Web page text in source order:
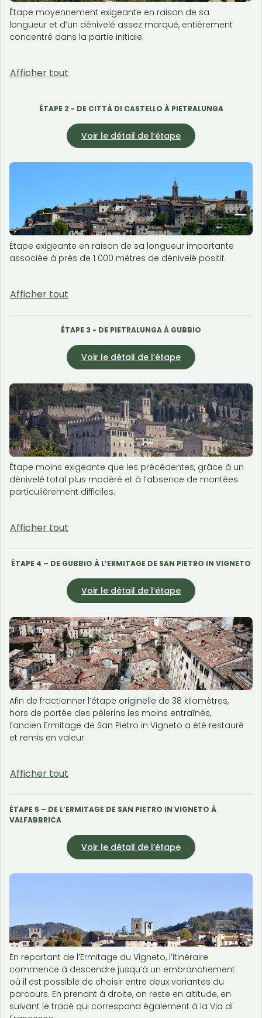
Étape moyennement exigeante en raison de sa
longueur et d’un dénivelé assez marqué, entièrement
concentré dans la partie initiale.
Afficher tout
ÉTAPE 2 - DE CITTÀ DI CASTELLO À PIETRALUNGA
Voir le détail de l’étape
​​​​​​​Étape exigeante en raison de sa longueur importante
associée à près de 1 000 mètres de dénivelé positif.
Afficher tout
ÉTAPE 3 - DE PIETRALUNGA À GUBBIO
Voir le détail de l’étape
Étape moins exigeante que les précédentes, grâce à un
dénivelé total plus modéré et à l’absence de montées
particulièrement difficiles.
Afficher tout
ÉTAPE 4 – DE GUBBIO À L’ERMITAGE DE SAN PIETRO IN VIGNETO
Voir le détail de l’étape
Afin de fractionner l’étape originelle de 38 kilomètres,
hors de portée des pèlerins les moins entraînés,
l’ancien Ermitage de San Pietro in Vigneto a été restauré
et remis en valeur.
Afficher tout
ÉTAPE 5 – DE L’ERMITAGE DE SAN PIETRO IN VIGNETO À
VALFABBRICA
Voir le détail de l’étape
En repartant de l’Ermitage du Vigneto, l’itinéraire
commence à descendre jusqu’à un embranchement
où il est possible de choisir entre deux variantes du
parcours. En prenant à droite, on reste en altitude, en
suivant le tracé qui correspond également à la Via di